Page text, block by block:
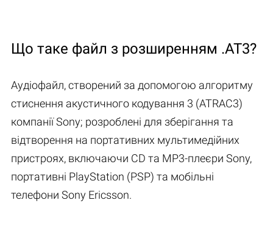
Що таке файл з розширенням .AT3?
Аудіофайл, створений за допомогою алгоритму
стиснення акустичного кодування 3 (ATRAC3)
компанії Sony; розроблені для зберігання та
відтворення на портативних мультимедійних
пристроях, включаючи CD та MP3-плеєри Sony,
портативні PlayStation (PSP) та мобільні
телефони Sony Ericsson.